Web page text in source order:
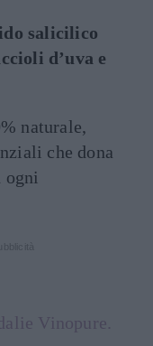
salicilico
d’uva e
naturale,
che dona
ogni
Vinopure.